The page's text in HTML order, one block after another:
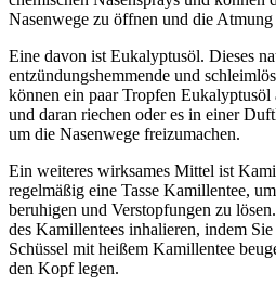
Nasenwege zu öffnen und die
Eine davon ist Eukalyptusöl. Dieses
entzündungshemmende und
können ein paar Tropfen Eukalyptusöl
und daran riechen oder es in einer
um die Nasenwege freizumachen.
Ein weiteres wirksames Mittel ist
regelmäßig eine Tasse Kamillentee,
beruhigen und Verstopfungen zu
des Kamillentees inhalieren, indem
Schüssel mit heißem Kamillentee
den Kopf legen.